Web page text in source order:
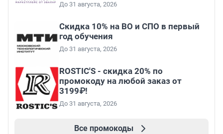
До 31 августа, 2026
Скидка 10% на ВО и СПО в первый
год обучения
До 31 августа, 2026
ROSTIC'S - скидка 20% по
промокоду на любой заказ от
3199₽!
До 31 августа, 2026
Все промокоды